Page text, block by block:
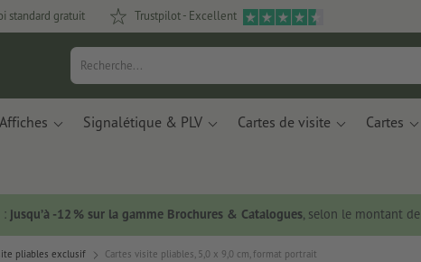
standard gratuit Trustpilot - Excellent
Affiches Signalétique & PLV Cartes de visite Cartes
: jusqu’à -12 % sur la gamme Brochures & Catalogues, selon le montant
pliables exclusif Cartes visite pliables, 5,0 x 9,0 cm, format portrait